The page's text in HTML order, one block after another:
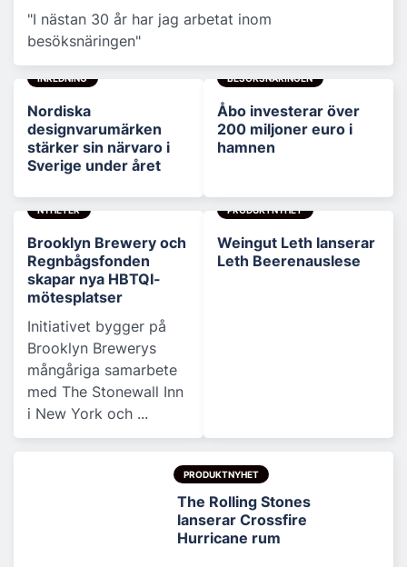
"I nästan 30 år har jag arbetat inom
besöksnäringen"
INREDNING
Nordiska
designvarumärken
stärker sin närvaro i
Sverige under året
BESÖKSNÄRINGEN
Åbo investerar över
200 miljoner euro i
hamnen
NYHETER
Brooklyn Brewery och
Regnbågsfonden
skapar nya HBTQI-
mötesplatser
Initiativet bygger på
Brooklyn Brewerys
mångåriga samarbete
med The Stonewall Inn
i New York och ...
PRODUKTNYHET
Weingut Leth lanserar
Leth Beerenauslese
PRODUKTNYHET
The Rolling Stones
lanserar Crossfire
Hurricane rum